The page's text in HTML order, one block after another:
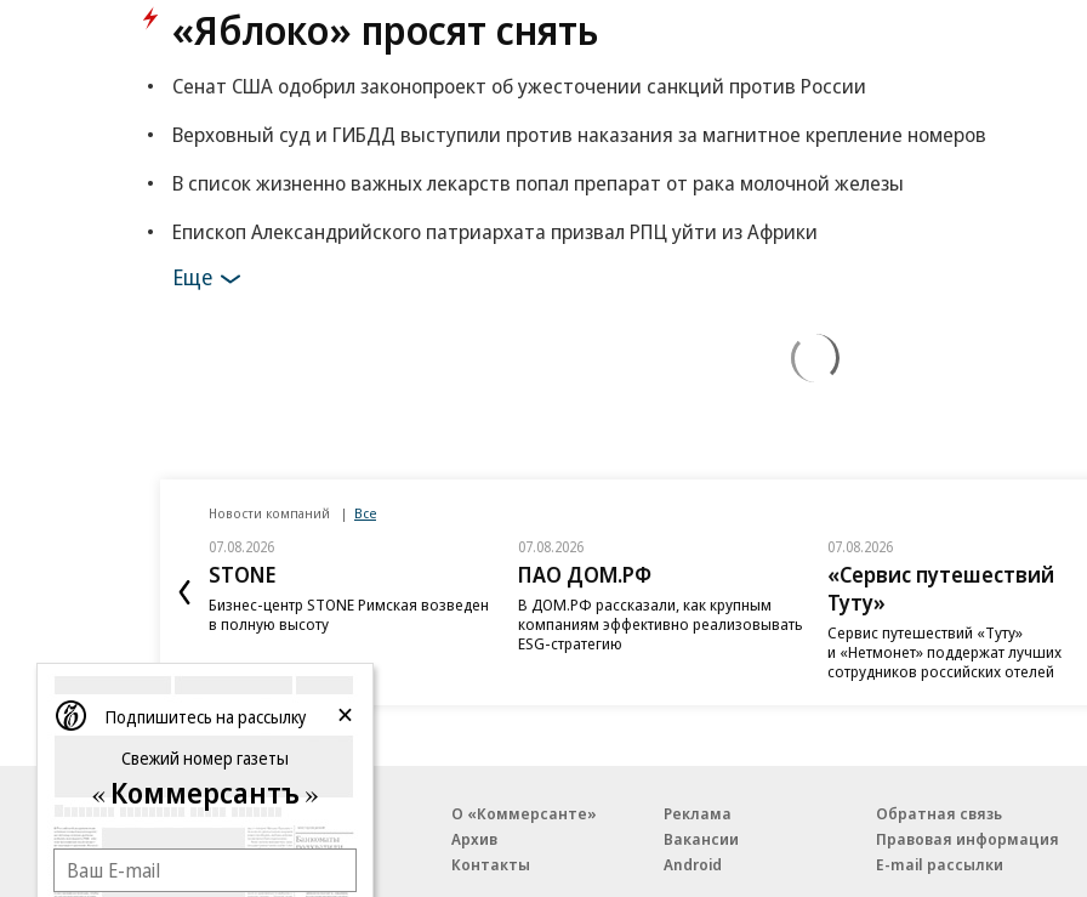
«Яблоко» просят снять
Сенат США одобрил законопроект об ужесточении санкций против России
Верховный суд и ГИБДД выступили против наказания за магнитное крепление номеров
В список жизненно важных лекарств попал препарат от рака молочной железы
Епископ Александрийского патриархата призвал РПЦ уйти из Африки
Еще
Новости компаний Все
07.08.2026
STONE
Бизнес-центр STONE Римская возведен
в полную высоту
07.08.2026
ПАО ДОМ.РФ
В ДОМ.РФ рассказали, как крупным
компаниям эффективно реализовывать
ESG-стратегию
07.08.2026
«Сервис путешествий
Туту»
Сервис путешествий «Туту»
и «Нетмонет» поддержат лучших
сотрудников российских отелей
Благотворительный фонд
О «Коммерсанте»
Архив
Контакты
Реклама
Вакансии
Android
Обратная связь
Правовая информация
E-mail рассылки
Подпишитесь на рассылку
Свежий номер газеты
Коммерсантъ